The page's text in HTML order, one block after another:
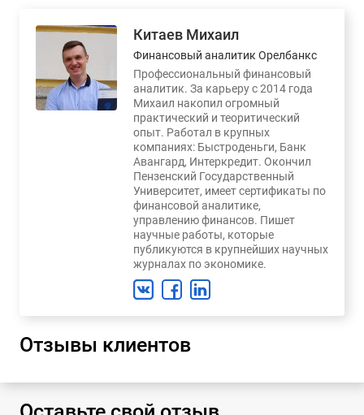
Китаев Михаил
Финансовый аналитик Орелбанкс
Профессиональный финансовый
аналитик. За карьеру с 2014 года
Михаил накопил огромный
практический и теоритический
опыт. Работал в крупных
компаниях: Быстроденьги, Банк
Авангард, Интеркредит. Окончил
Пензенский Государственный
Университет, имеет сертификаты по
финансовой аналитике,
управлению финансов. Пишет
научные работы, которые
публикуются в крупнейших научных
журналах по экономике.
Отзывы клиентов